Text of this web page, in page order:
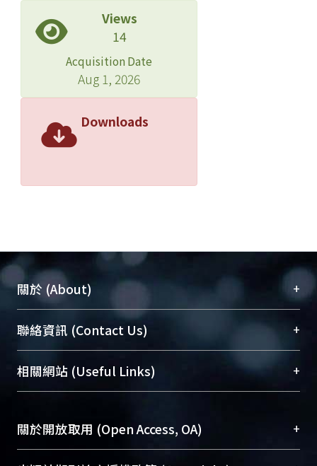
Views
14
Acquisition Date
Aug 1, 2026
Downloads
關於 (About) +
臺大位居世界頂尖大學之列，為永久珍藏及向國際
展現本校豐碩的研究成果及學術能量，圖書館整合
機構典藏（NTUR）與學術庫（AH）不同功能平
台，成為臺大學術典藏NTU scholars。期能整合研
成果。
To permanently archive and promote researcher
聯絡資訊 (Contact Us) +
總館學科館員(Main Library)
醫學圖書館學科館員(Medical Library)
Sciences Library)
相關網站 (Useful Links) +
關於開放取用 (Open Access, OA) +